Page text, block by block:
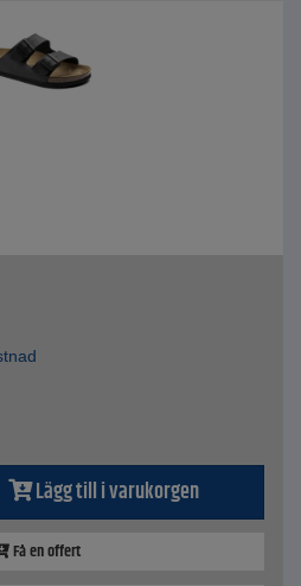
Lägg till i varukorgen
Få en offert